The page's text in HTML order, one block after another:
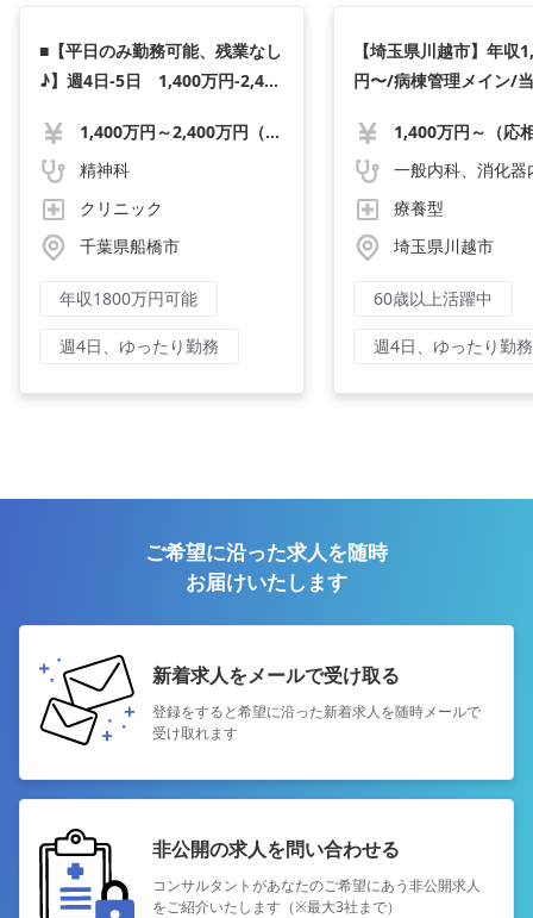
■【平日のみ勤務可能、残業なし
♪】週4日-5日 1,400万円-2,400
◆c3996-0731-9ai
1,400万円～2,400万円（応相談）
精神科
クリニック
千葉県船橋市
年収1800万円可能
週4日、ゆったり勤務
【埼玉県川越市】年収
円〜/病棟管理メイン/
い先生大歓迎！
1,400万円～（応
療養型
埼玉県川越市
60歳以上活躍中
週4日、ゆったり勤務
ご希望に沿った求人を随時
お届けいたします
新着求人をメールで受け取る
登録をすると希望に沿った新着求人を随時メールで
受け取れます
非公開の求人を問い合わせる
コンサルタントがあなたのご希望にあう非公開求人
をご紹介いたします（※最大3社まで）